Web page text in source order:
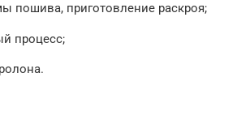
пошива, приготовление раскроя;
процесс;